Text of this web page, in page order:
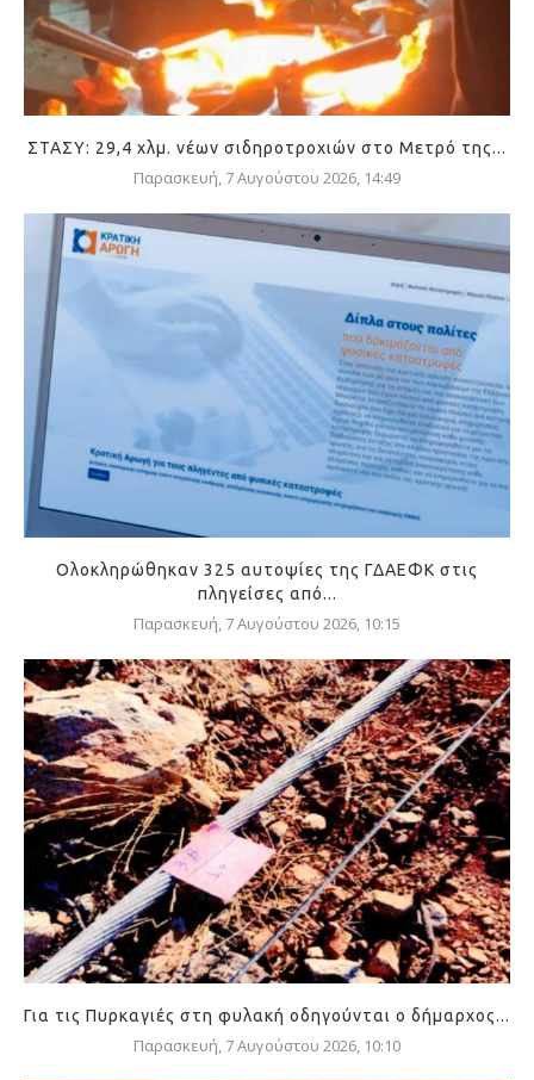
ΣΤΑΣΥ: 29,4 χλμ. νέων σιδηροτροχιών στο Μετρό της...
Παρασκευή, 7 Αυγούστου 2026, 14:49
Ολοκληρώθηκαν 325 αυτοψίες της ΓΔΑΕΦΚ στις
πληγείσες από...
Παρασκευή, 7 Αυγούστου 2026, 10:15
Για τις Πυρκαγιές στη φυλακή οδηγούνται ο δήμαρχος...
Παρασκευή, 7 Αυγούστου 2026, 10:10